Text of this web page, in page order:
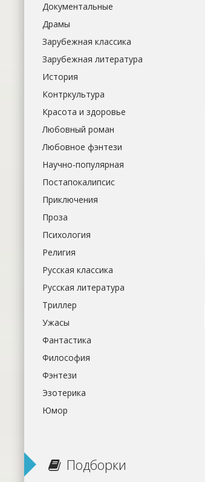
Документальные
Драмы
Зарубежная классика
Зарубежная литература
История
Контркультура
Красота и здоровье
Любовный роман
Любовное фэнтези
Научно-популярная
Постапокалипсис
Приключения
Проза
Психология
Религия
Русская классика
Русская литература
Триллер
Ужасы
Фантастика
Философия
Фэнтези
Эзотерика
Юмор
Подборки